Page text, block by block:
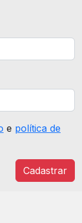
e política de